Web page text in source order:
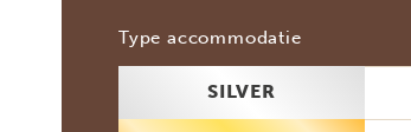
Type accommodatie
SILVER